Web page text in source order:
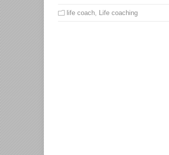
life coach, Life coaching